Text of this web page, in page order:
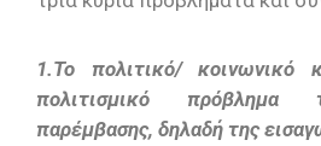
1.Το πολιτικό/ κοινωνικό
πολιτισμικό πρόβλημα
παρέμβασης, δηλαδή της